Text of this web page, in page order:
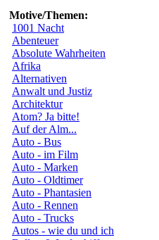
Motive/Themen:
1001 Nacht
Abenteuer
Absolute Wahrheiten
Afrika
Alternativen
Anwalt und Justiz
Architektur
Atom? Ja bitte!
Auf der Alm...
Auto - Bus
Auto - im Film
Auto - Marken
Auto - Oldtimer
Auto - Phantasien
Auto - Rennen
Auto - Trucks
Autos - wie du und ich